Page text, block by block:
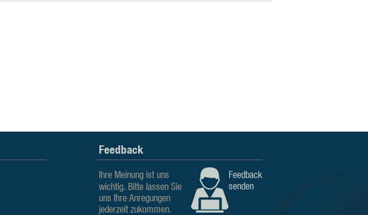
Feedback
Feedback
senden
Ihre Meinung ist uns
wichtig. Bitte lassen Sie
uns Ihre Anregungen
jederzeit zukommen.